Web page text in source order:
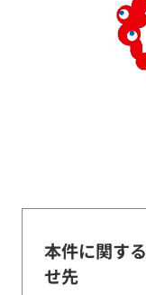
本件に関す
せ先